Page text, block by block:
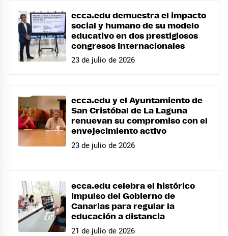
ecca.edu demuestra el impacto
social y humano de su modelo
educativo en dos prestigiosos
congresos internacionales
23 de julio de 2026
ecca.edu y el Ayuntamiento de
San Cristóbal de La Laguna
renuevan su compromiso con el
envejecimiento activo
23 de julio de 2026
ecca.edu celebra el histórico
impulso del Gobierno de
Canarias para regular la
educación a distancia
21 de julio de 2026